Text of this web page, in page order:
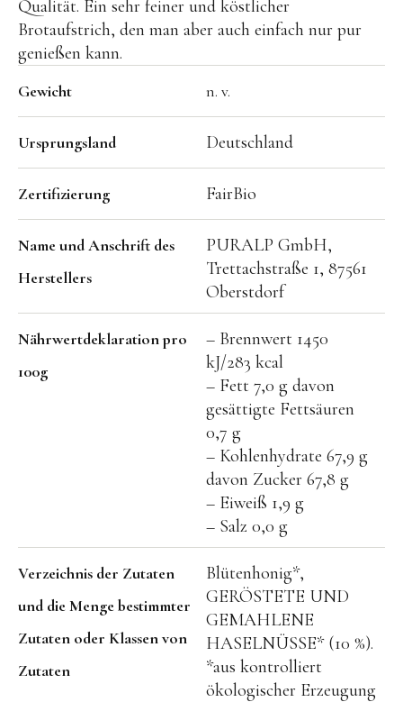
Qualität. Ein sehr feiner und köstlicher
Brotaufstrich, den man aber auch einfach nur pur
genießen kann.
Gewicht n. v.
Ursprungsland Deutschland
Zertifizierung FairBio
Name und Anschrift des
Herstellers
PURALP GmbH,
Trettachstraße 1, 87561
Oberstdorf
Nährwertdeklaration pro
100g
– Brennwert 1450
kJ/283 kcal
– Fett 7,0 g davon
gesättigte Fettsäuren
0,7 g
– Kohlenhydrate 67,9 g
davon Zucker 67,8 g
– Eiweiß 1,9 g
– Salz 0,0 g
Verzeichnis der Zutaten
und die Menge bestimmter
Zutaten oder Klassen von
Zutaten
Blütenhonig*,
GERÖSTETE UND
GEMAHLENE
HASELNÜSSE* (10 %).
*aus kontrolliert
ökologischer Erzeugung